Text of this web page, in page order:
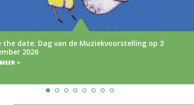
3
De nieuwe trailer van (N)iets aan